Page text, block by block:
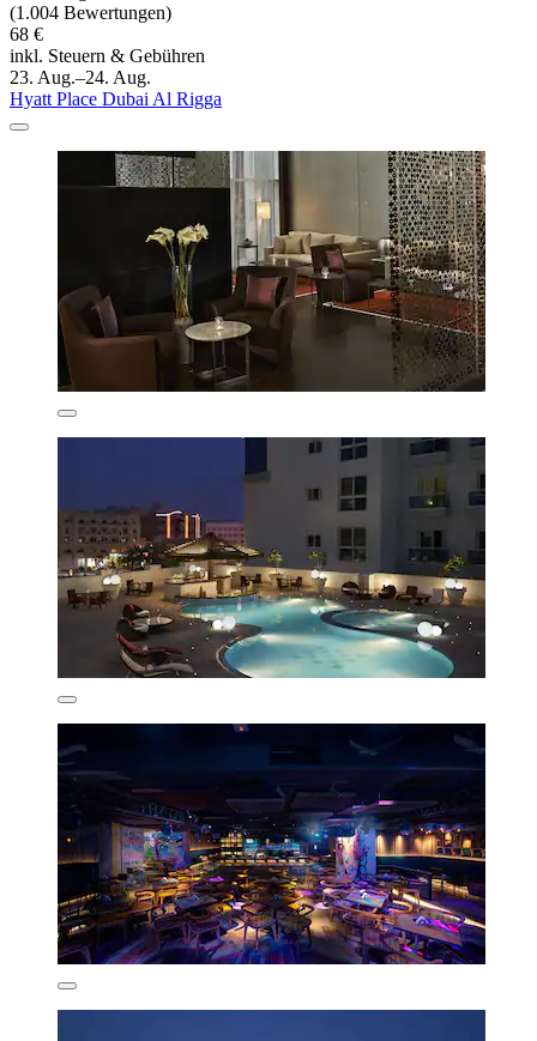
(1.004 Bewertungen)
68 €
inkl. Steuern & Gebühren
23. Aug.–24. Aug.
Hyatt Place Dubai Al Rigga